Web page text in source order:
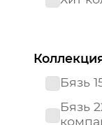
Бязь
Бязь